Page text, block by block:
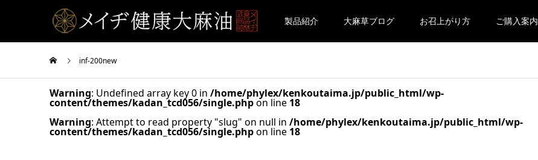
製品紹介 大麻草ブログ お召上がり方 ご購入案内
inf-200new
Warning: Undefined array key 0 in /home/phylex/kenkoutaima.jp/public_html/wp-
content/themes/kadan_tcd056/single.phpon line 18
Warning: Attempt to read property "slug" on null in /home/phylex/kenkoutaima.jp/public_html/wp-
content/themes/kadan_tcd056/single.phpon line 18